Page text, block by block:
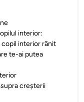
interior:
interior rănit
te-ai putea
creșterii